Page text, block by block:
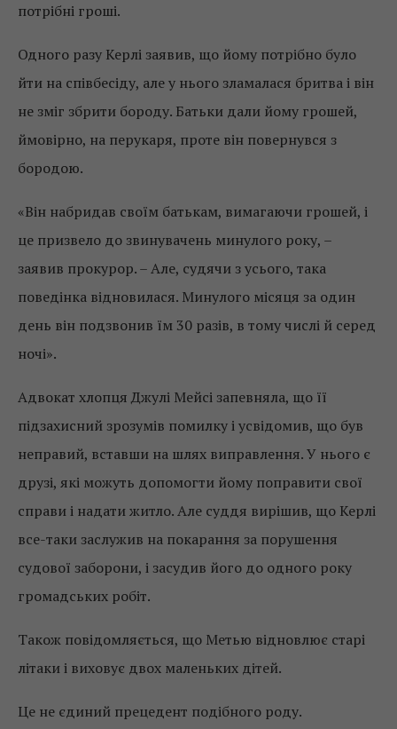
потрібні гроші.
Одного разу Керлі заявив, що йому потрібно було
йти на співбесіду, але у нього зламалася бритва і він
не зміг збрити бороду. Батьки дали йому грошей,
ймовірно, на перукаря, проте він повернувся з
бородою.
«Він набридав своїм батькам, вимагаючи грошей, і
це призвело до звинувачень минулого року, –
заявив прокурор. – Але, судячи з усього, така
поведінка відновилася. Минулого місяця за один
день він подзвонив їм 30 разів, в тому числі й серед
ночі».
Адвокат хлопця Джулі Мейсі запевняла, що її
підзахисний зрозумів помилку і усвідомив, що був
неправий, вставши на шлях виправлення. У нього є
друзі, які можуть допомогти йому поправити свої
справи і надати житло. Але суддя вирішив, що Керлі
все-таки заслужив на покарання за порушення
судової заборони, і засудив його до одного року
громадських робіт.
Також повідомляється, що Метью відновлює старі
літаки і виховує двох маленьких дітей.
Це не єдиний прецедент подібного роду.